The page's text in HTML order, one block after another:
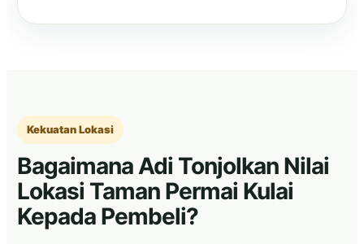
Kekuatan Lokasi
Bagaimana Adi Tonjolkan Nilai
Lokasi Taman Permai Kulai
Kepada Pembeli?